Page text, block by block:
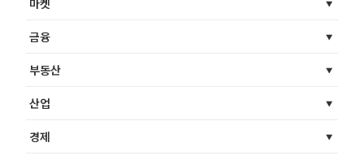
금융
부동산
산업
경제